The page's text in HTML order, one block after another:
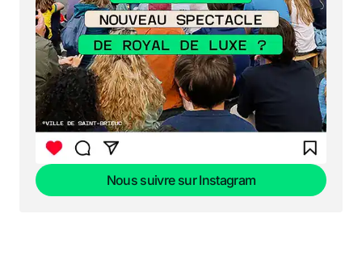
Nous suivre sur Instagram